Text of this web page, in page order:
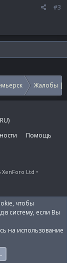
#3
Жалобы |
Помощь
XenForo Ltd
чтобы
в систему, если Вы
на использование